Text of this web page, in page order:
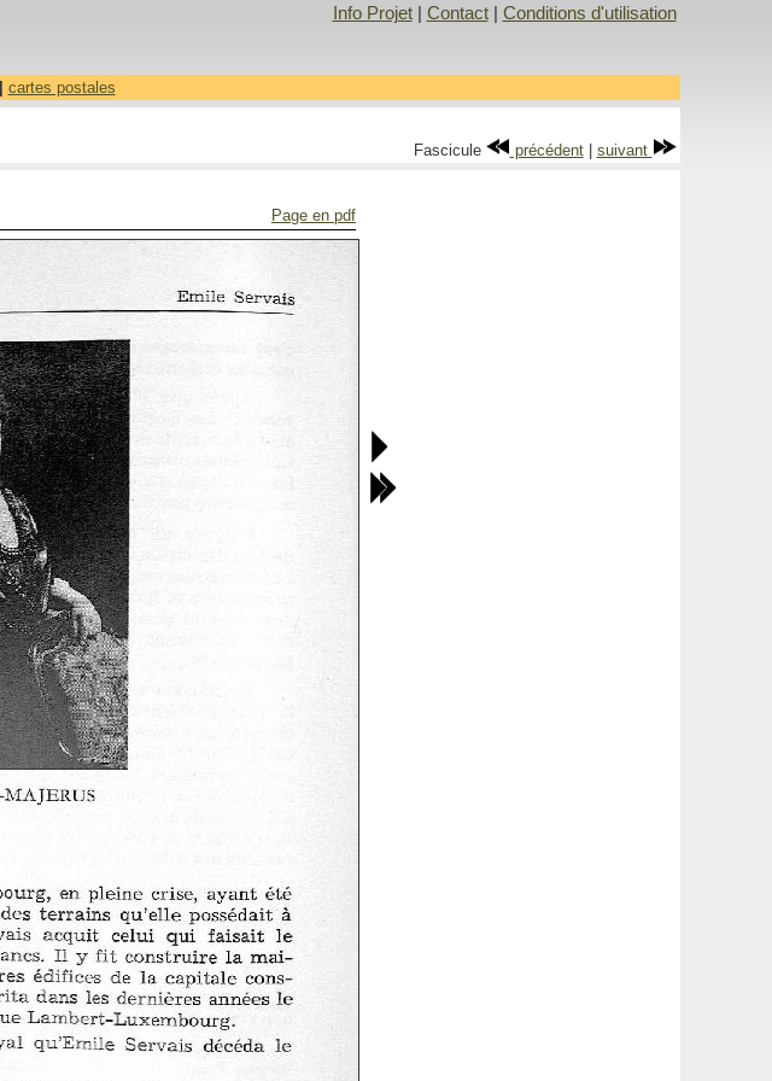
Info Projet| Contact| Conditions d'utilisation
cartes postales
Fascicule précédent| suivant
Page en pdf